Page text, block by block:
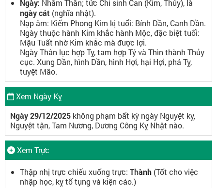
Ngày: Nhâm Thân; tức Chi sinh Can (Kim, Thủy), là
ngày cát (nghĩa nhật).
Nạp âm: Kiếm Phong Kim kị tuổi: Bính Dần, Canh Dần.
Ngày thuộc hành Kim khắc hành Mộc, đặc biệt tuổi:
Mậu Tuất nhờ Kim khắc mà được lợi.
Ngày Thân lục hợp Tỵ, tam hợp Tý và Thìn thành Thủy
cục. Xung Dần, hình Dần, hình Hợi, hại Hợi, phá Tỵ,
tuyệt Mão.
Xem Ngày Kỵ
Ngày 29/12/2025 không phạm bất kỳ ngày Nguyệt kỵ,
Nguyệt tận, Tam Nương, Dương Công Kỵ Nhật nào.
Xem Trực
Thập nhị trực chiếu xuống trực: Thành (Tốt cho việc
nhập học, kỵ tố tụng và kiện cáo.)